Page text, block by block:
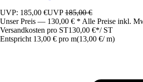
UVP: 185,00 €UVP185,00 €
Unser Preis — 130,00 € * Alle Preise inkl.
Versandkosten pro ST130,00 €*/ ST
Entspricht 13,00 € pro m(13,00 €/ m)